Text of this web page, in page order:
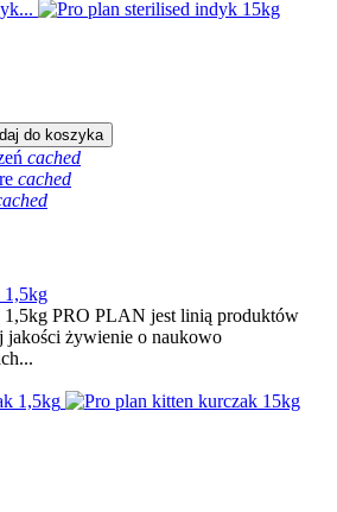
do koszyka
cached
cached
1,5kg
1,5kg PRO PLAN jest linią produktów
jakości żywienie o naukowo